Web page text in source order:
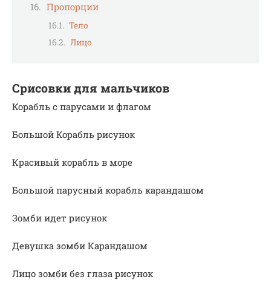
Пропорции
Тело
Лицо
Срисовки для мальчиков
Корабль с парусами и флагом
Большой Корабль рисунок
Красивый корабль в море
Большой парусный корабль карандашом
Зомби идет рисунок
Девушка зомби Карандашом
Лицо зомби без глаза рисунок